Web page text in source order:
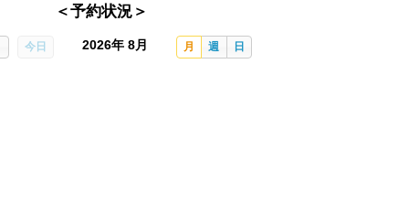
＜予約状況＞
今日 月 週 日
2026年 8月